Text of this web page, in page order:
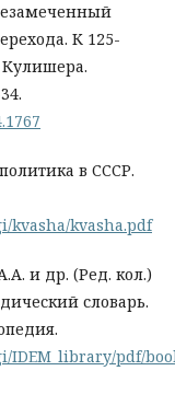
К 125-
в СССР.
kvasha/kvasha.pdf
и др. (Ред. кол.)
словарь.
IDEM_library/pdf/